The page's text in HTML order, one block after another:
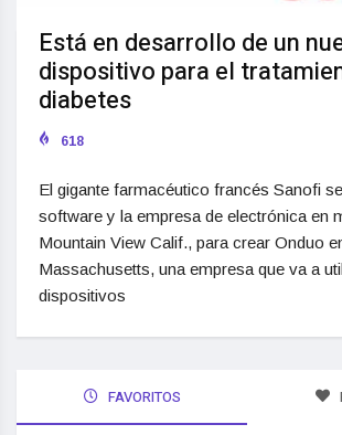
Está en desarrollo de un
dispositivo para el
diabetes
618
El gigante farmacéutico francés Sanofi
software y la empresa de electrónica en
Mountain View Calif., para crear Onduo
Massachusetts, una empresa que va a
dispositivos
FAVORITOS